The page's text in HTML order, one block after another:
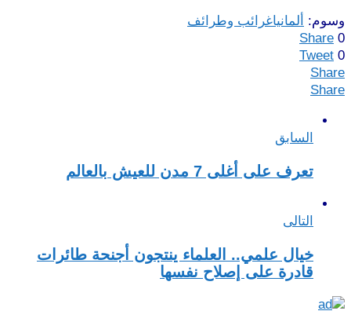
وسوم: ألمانياغرائب وطرائف
Share 0
Tweet 0
Share
Share
السابق
تعرف على أغلى 7 مدن للعيش بالعالم
التالى
خيال علمي.. العلماء ينتجون أجنحة طائرات
قادرة على إصلاح نفسها